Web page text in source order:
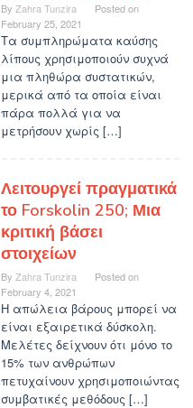
By Zahra Tunzira
Posted on
February 25, 2021
Τα συμπληρώματα καύσης
λίπους χρησιμοποιούν συχνά
μια πληθώρα συστατικών,
μερικά από τα οποία είναι
πάρα πολλά για να
μετρήσουν χωρίς […]
Λειτουργεί πραγματικά
το Forskolin 250; Μια
κριτική βάσει
στοιχείων
By Zahra Tunzira
Posted on
February 4, 2021
Η απώλεια βάρους μπορεί να
είναι εξαιρετικά δύσκολη.
Μελέτες δείχνουν ότι μόνο το
15% των ανθρώπων
πετυχαίνουν χρησιμοποιώντας
συμβατικές μεθόδους […]